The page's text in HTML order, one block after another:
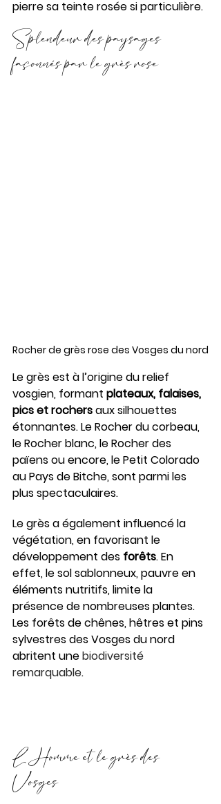
pierre sa teinte rosée si particulière.
Splendeur des paysages
façonnés par le grès rose
Rocher de grès rose des Vosges du nord
Le grès est à l’origine du relief
vosgien, formant plateaux, falaises,
pics et rochers aux silhouettes
étonnantes. Le Rocher du corbeau,
le Rocher blanc, le Rocher des
païens ou encore, le Petit Colorado
au Pays de Bitche, sont parmi les
plus spectaculaires.
Le grès a également influencé la
végétation, en favorisant le
développement des forêts. En
effet, le sol sablonneux, pauvre en
éléments nutritifs, limite la
présence de nombreuses plantes.
Les forêts de chênes, hêtres et pins
sylvestres des Vosges du nord
abritent une biodiversité
remarquable.
L’Homme et le grès des
Vosges